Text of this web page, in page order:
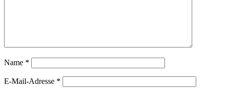
Name *
E-Mail-Adresse *